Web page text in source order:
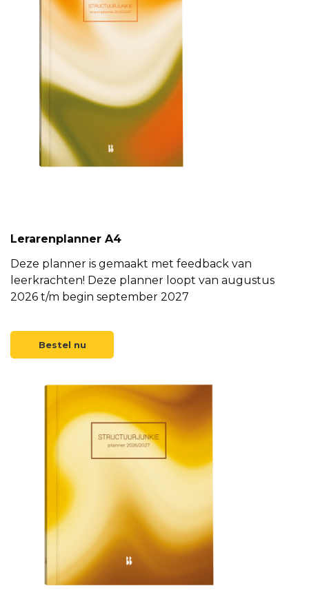
Lerarenplanner A4
Deze planner is gemaakt met feedback van
leerkrachten! Deze planner loopt van augustus
2026 t/m begin september 2027
Bestel nu